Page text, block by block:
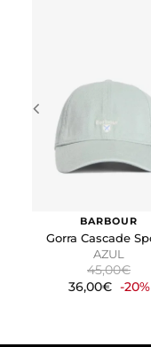
BARBOUR
Gorra Cascade
AZUL
45,00€
36,00€ -20%
GUARDAR
Puedes volver a